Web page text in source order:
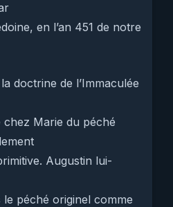
en l’an 451 de notre
doctrine de l’Immaculée
chez Marie du péché
Augustin lui-
le péché originel comme